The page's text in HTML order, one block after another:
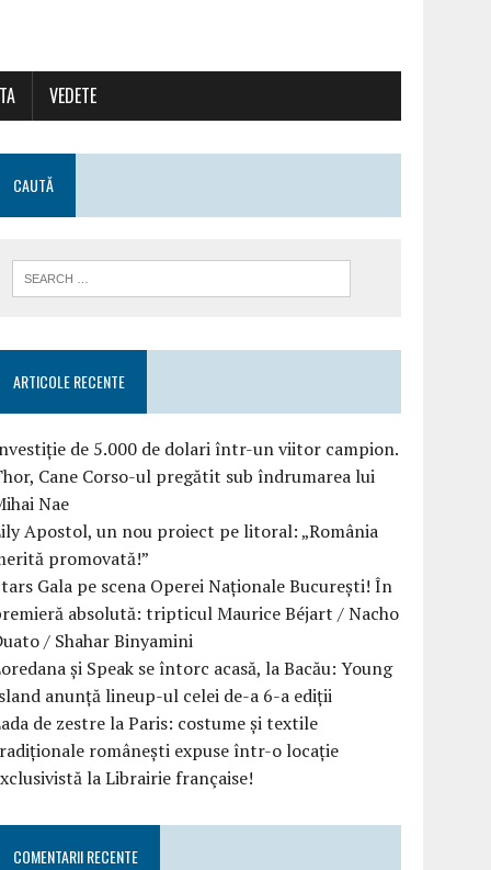
VEDETE
CAUTĂ
ARTICOLE RECENTE
de 5.000 de dolari într-un viitor campion.
Cane Corso-ul pregătit sub îndrumarea lui
Nae
Apostol, un nou proiect pe litoral: „România
promovată!”
Gala pe scena Operei Naționale București! În
absolută: tripticul Maurice Béjart / Nacho
/ Shahar Binyamini
și Speak se întorc acasă, la Bacău: Young
anunță lineup-ul celei de-a 6-a ediții
de zestre la Paris: costume și textile
românești expuse într-o locație
la Librairie française!
COMENTARII RECENTE